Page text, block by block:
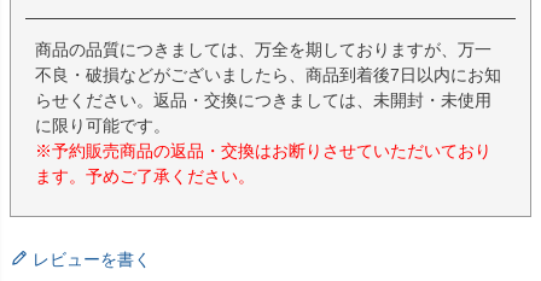
商品の品質につきましては、万全を期しておりますが、万一
不良・破損などがございましたら、商品到着後7日以内にお知
らせください。返品・交換につきましては、未開封・未使用
に限り可能です。
※予約販売商品の返品・交換はお断りさせていただいており
ます。予めご了承ください。
レビューを書く